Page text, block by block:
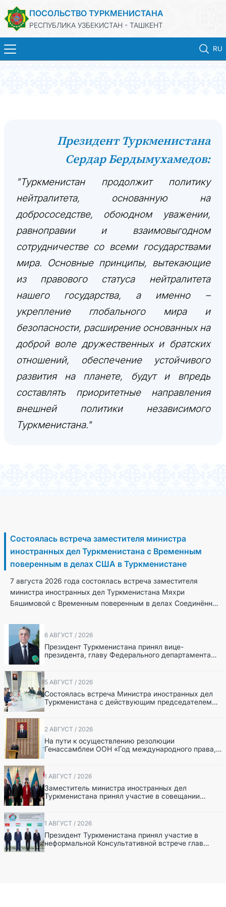
ПОСОЛЬСТВО ТУРКМЕНИСТАНА
РЕСПУБЛИКА УЗБЕКИСТАН - ТАШКЕНТ
RU
КОНСУЛЬСКИЕ УСЛУГИ
МИД
КОНТАКТНЫЕ ДАННЫЕ
Президент Туркменистана
Сердар Бердымухамедов:
"Туркменистан продолжит политику
нейтралитета, основанную на
добрососедстве, обоюдном уважении,
равноправии и взаимовыгодном
сотрудничестве со всеми государствами
мира. Основные принципы, вытекающие
из правового статуса нейтралитета
нашего государства, а именно –
укрепление глобального мира и
безопасности, расширение основанных на
доброй воле дружественных и братских
отношений, обеспечение устойчивого
развития на планете, будут и впредь
составлять приоритетные направления
внешней политики независимого
Туркменистана."
Состоялась встреча заместителя министра
иностранных дел Туркменистана с Временным
поверенным в делах США в Туркменистане
7 августа 2026 года состоялась встреча заместителя
министра иностранных дел Туркменистана Мяхри
Бяшимовой с Временным поверенным в делах Соединённых
6 АВГУСТ / 2026
Президент Туркменистана принял вице-
президента, главу Федерального департамента
5 АВГУСТ / 2026
Состоялась встреча Министра иностранных дел
Туркменистана с действующим председателем
ОБСЕ
2 АВГУСТ / 2026
На пути к осуществлению резолюции
Генассамблеи ООН «Год международного права,
2028», инициированной Туркменистаном
1 АВГУСТ / 2026
Заместитель министра иностранных дел
Туркменистана принял участие в совещании
старших должностных лиц Форума
сотрудничества «Центральная Азия – Республика
Корея»
1 АВГУСТ / 2026
Президент Туркменистана принял участие в
неформальной Консультативной встрече глав
государств Центральной Азии и Азербайджанской